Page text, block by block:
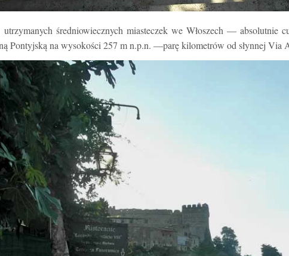
średniowiecznych miasteczek we Włoszech — absolutnie
Pontyjską na wysokości 257 m n.p.n. —parę kilometrów od słynnej Via